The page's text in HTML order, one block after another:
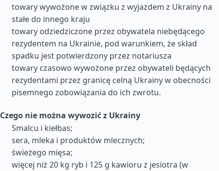
towary wywożone w związku z wyjazdem z Ukrainy na
stałe do innego kraju
towary odziedziczone przez obywatela niebędącego
rezydentem na Ukrainie, pod warunkiem, że skład
spadku jest potwierdzony przez notariusza
towary czasowo wywożone przez obywateli będących
rezydentami przez granicę celną Ukrainy w obecności
pisemnego zobowiązania do ich zwrotu.
Czego nie można wywozić z Ukrainy
Smalcu i kiełbas;
sera, mleka i produktów mlecznych;
świeżego mięsa;
więcej niż 20 kg ryb i 125 g kawioru z jesiotra (w